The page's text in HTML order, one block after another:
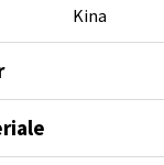
Kina
1338 Sandvika